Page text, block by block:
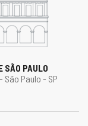
SÃO PAULO
São Paulo - SP